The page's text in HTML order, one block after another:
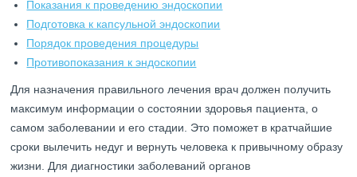
Показания к проведению эндоскопии
Подготовка к капсульной эндоскопии
Порядок проведения процедуры
Противопоказания к эндоскопии
Для назначения правильного лечения врач должен получить
максимум информации о состоянии здоровья пациента, о
самом заболевании и его стадии. Это поможет в кратчайшие
сроки вылечить недуг и вернуть человека к привычному образу
жизни. Для диагностики заболеваний органов